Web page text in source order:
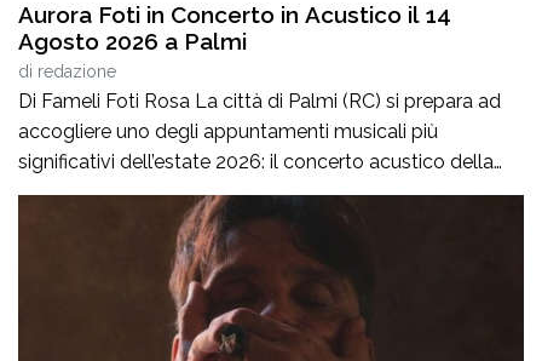
Aurora Foti in Concerto in Acustico il 14
Agosto 2026 a Palmi
di redazione
Di Fameli Foti Rosa La città di Palmi (RC) si prepara ad
accogliere uno degli appuntamenti musicali più
significativi dell’estate 2026: il concerto acustico della
giovane cantautrice pluripremiata Aurora Foti, in
programma il 14 agosto alle ore 22:30 nella suggestiva
cornice della Villa Comunale “G. Mazzini”, luogo simbolo
della vita culturale cittadina palmese. L’evento, inserito